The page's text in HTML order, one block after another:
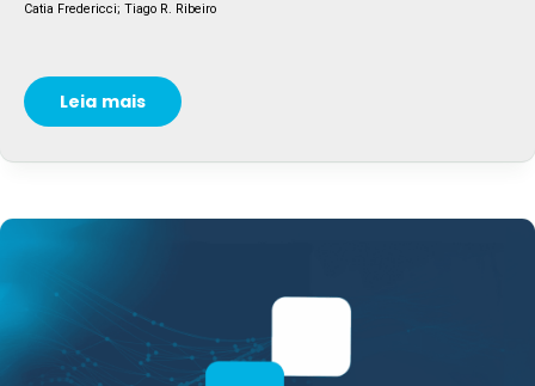
Catia Fredericci; Tiago R. Ribeiro
Leia mais